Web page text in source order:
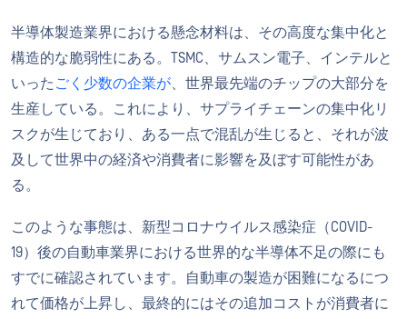
半導体製造業界における懸念材料は、その高度な集中化と
構造的な脆弱性にある。TSMC、サムスン電子、インテルと
いった ごく少数の企業が、世界最先端のチップの大部分を
生産している。これにより、サプライチェーンの集中化リ
スクが生じており、ある一点で混乱が生じると、それが波
及して世界中の経済や消費者に影響を及ぼす可能性があ
る。
このような事態は、新型コロナウイルス感染症（COVID-
19）後の自動車業界における世界的な半導体不足の際にも
すでに確認されています。自動車の製造が困難になるにつ
れて価格が上昇し、最終的にはその追加コストが消費者に